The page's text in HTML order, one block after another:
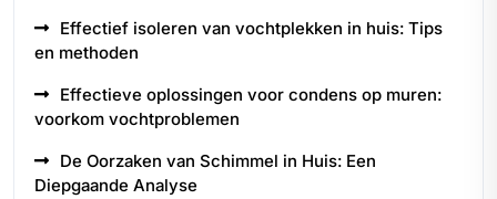
Effectief isoleren van vochtplekken in huis: Tips
en methoden
Effectieve oplossingen voor condens op muren:
voorkom vochtproblemen
De Oorzaken van Schimmel in Huis: Een
Diepgaande Analyse